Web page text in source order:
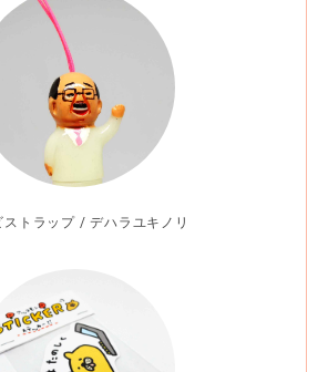
ストラップ / デハラユキノリ